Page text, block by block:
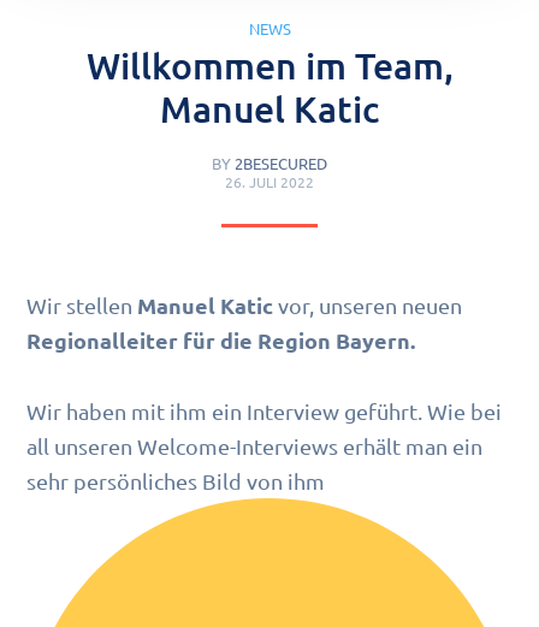
NEWS
Willkommen im Team,
Manuel Katic
BY 2BESECURED
26. JULI 2022
Wir stellen Manuel Katicvor, unseren neuen
Regionalleiter für die Region Bayern.
Wir haben mit ihm ein Interview geführt. Wie bei
all unseren Welcome-Interviews erhält man ein
sehr persönliches Bild von ihm